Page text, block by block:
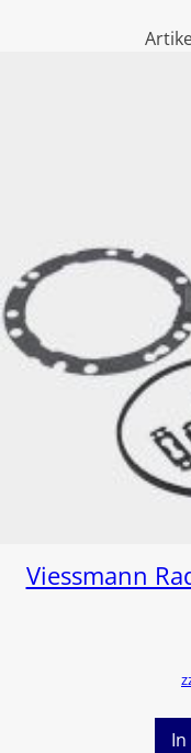
Viessmann